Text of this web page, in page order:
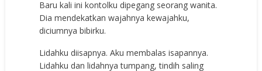
Baru kali ini kontolku dipegang seorang wanita.
Dia mendekatkan wajahnya kewajahku,
diciumnya bibirku.
Lidahku diisapnya. Aku membalas isapannya.
Lidahku dan lidahnya tumpang, tindih saling